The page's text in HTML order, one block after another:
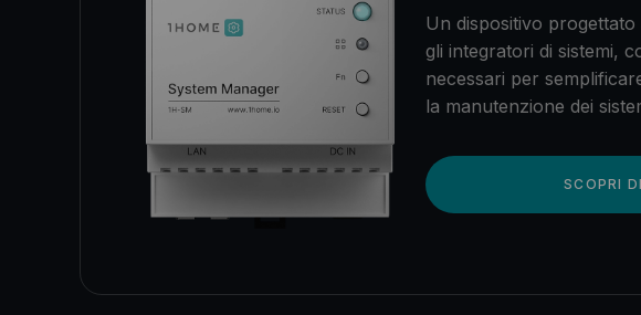
Un dispositivo
gli integratori di sistemi,
necessari per
la manutenzione dei
SCOPRI